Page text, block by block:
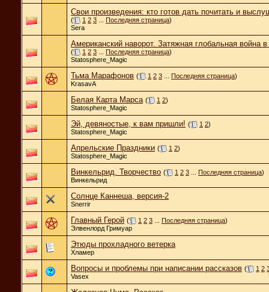
Свои произведения: кто готов дать почитать и
( 1 2 3 Последняя страница)
Sera
Американский наворот. Затяжная глобальная война
( 1 2 3 Последняя страница)
Statosphere_Magic
Тьма Марафонов ( 1 2 3 Последняя страница)
KrasavA
Белая Карта Марса ( 1 2)
Statosphere_Magic
Эй, девяностые, к вам пришли! ( 1 2)
Statosphere_Magic
Апрельские Праздники ( 1 2)
Statosphere_Magic
Винкельрид. Творчество ( 1 2 3 Последняя страница)
Винкельрид
Солнце Каннеша, версия-2
Snerrir
Главный Герой ( 1 2 3 Последняя страница)
Элвенлорд Гримуар
Этюды прохладного ветерка
Хламер
Вопросы и проблемы при написании рассказов ( 1 2
Vasex